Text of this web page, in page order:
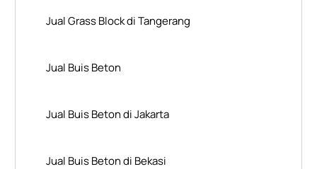
Jual Grass Block di Tangerang
Jual Buis Beton
Jual Buis Beton di Jakarta
Jual Buis Beton di Bekasi